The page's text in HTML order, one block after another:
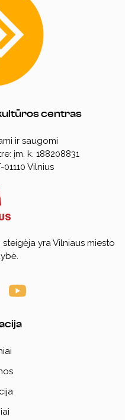
centras
ir saugomi
įm. k. 188208831
Vilnius
yra Vilniaus miesto